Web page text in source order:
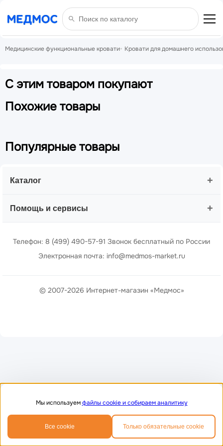
Главная Избранное
0
Корзина Телефон MAX
Медицинские функциональные кровати Кровати для домашнего
С этим товаром покупают
Похожие товары
Популярные товары
Каталог +
Помощь и сервисы +
Телефон: 8 (499) 490-57-91 Звонок бесплатный по России
Электронная почта: info@medmos-market.ru
© 2007-2026 Интернет-магазин «Медмос»
Мы используемфайлы cookie и собираем аналитику
Все cookie Только обязательные cookie